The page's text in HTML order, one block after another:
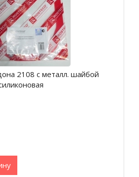
2108 с металл. шайбой